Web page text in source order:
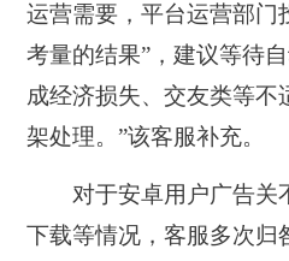
运营需要，平台运营部门
考量的结果”，建议等待
成经济损失、交友类等不
架处理。”该客服补充。
对于安卓用户广告关
下载等情况，客服多次归